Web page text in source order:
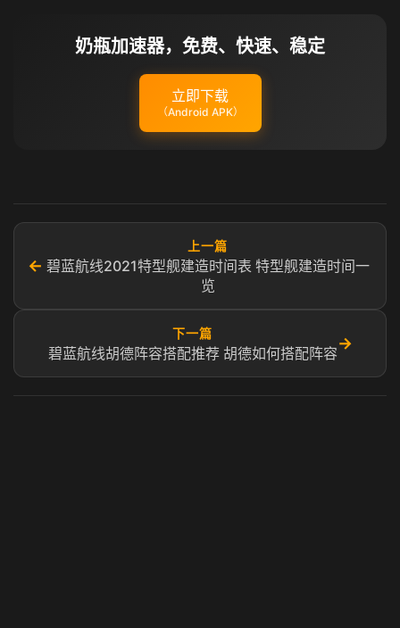
奶瓶加速器，免费、快速、稳定
立即下载
（Android APK）
←
上一篇
碧蓝航线2021特型舰建造时间表 特型舰建造时间一
览
下一篇
碧蓝航线胡德阵容搭配推荐 胡德如何搭配阵容
→